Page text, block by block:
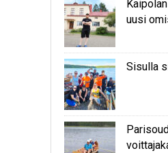
uusi
Sisulla